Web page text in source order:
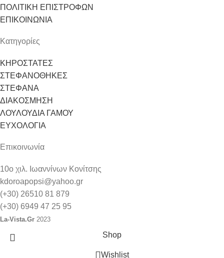
ΠΟΛΙΤΙΚΗ ΕΠΙΣΤΡΟΦΩΝ
ΕΠΙΚΟΙΝΩΝΙΑ
Κατηγορίες
ΚΗΡΟΣΤΑΤΕΣ
ΣΤΕΦΑΝΟΘΗΚΕΣ
ΣΤΕΦΑΝΑ
ΔΙΑΚΟΣΜΗΣΗ
ΛΟΥΛΟΥΔΙΑ ΓΑΜΟΥ
ΕΥΧΟΛΟΓΙΑ
Επικοινωνία
10ο χιλ. Ιωαννίνων Κονίτσης
kdoroapopsi@yahoo.gr
(+30) 26510 81 879
(+30) 6949 47 25 95
La-Vista.Gr 2023
Shop
Wishlist